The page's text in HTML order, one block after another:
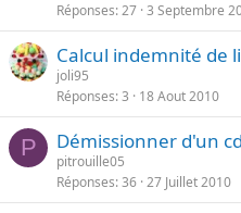
Réponses 27 3 Septembre
Calcul indemnité de
joli95
Réponses 3 18 Aout 2010
P Démissionner d'un
pitrouille05
Réponses 36 27 Juillet 2010